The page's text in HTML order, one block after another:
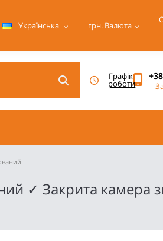
Українська грн. Валюта
Графік
роботи
✓ Закрита камера